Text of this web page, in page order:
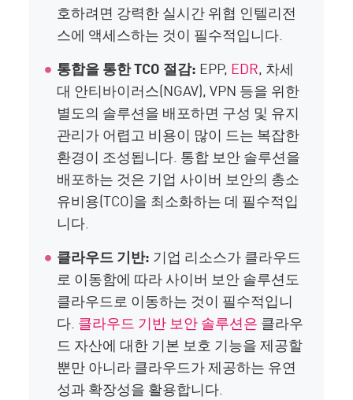
호하려면 강력한 실시간 위협 인텔리전
스에 액세스하는 것이 필수적입니다.
통합을 통한 TCO 절감: EPP, EDR, 차세
대 안티바이러스(NGAV), VPN 등을 위한
별도의 솔루션을 배포하면 구성 및 유지
관리가 어렵고 비용이 많이 드는 복잡한
환경이 조성됩니다. 통합 보안 솔루션을
배포하는 것은 기업 사이버 보안의 총소
유비용(TCO)을 최소화하는 데 필수적입
니다.
클라우드 기반: 기업 리소스가 클라우드
로 이동함에 따라 사이버 보안 솔루션도
클라우드로 이동하는 것이 필수적입니
다. 클라우드 기반 보안 솔루션은 클라우
드 자산에 대한 기본 보호 기능을 제공할
뿐만 아니라 클라우드가 제공하는 유연
성과 확장성을 활용합니다.